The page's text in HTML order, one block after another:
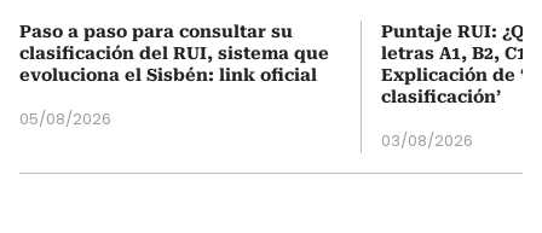
Paso a paso para consultar su
clasificación del RUI, sistema que
evoluciona el Sisbén: link oficial
05/08/2026
Puntaje RUI:
letras A1, B2, C1
Explicación de
clasificación’
03/08/2026